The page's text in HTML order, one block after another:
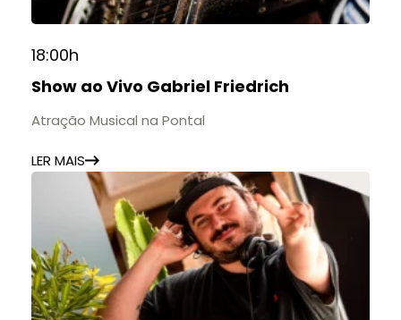
18:00h
Show ao Vivo Gabriel Friedrich
Atração Musical na Pontal
LER MAIS